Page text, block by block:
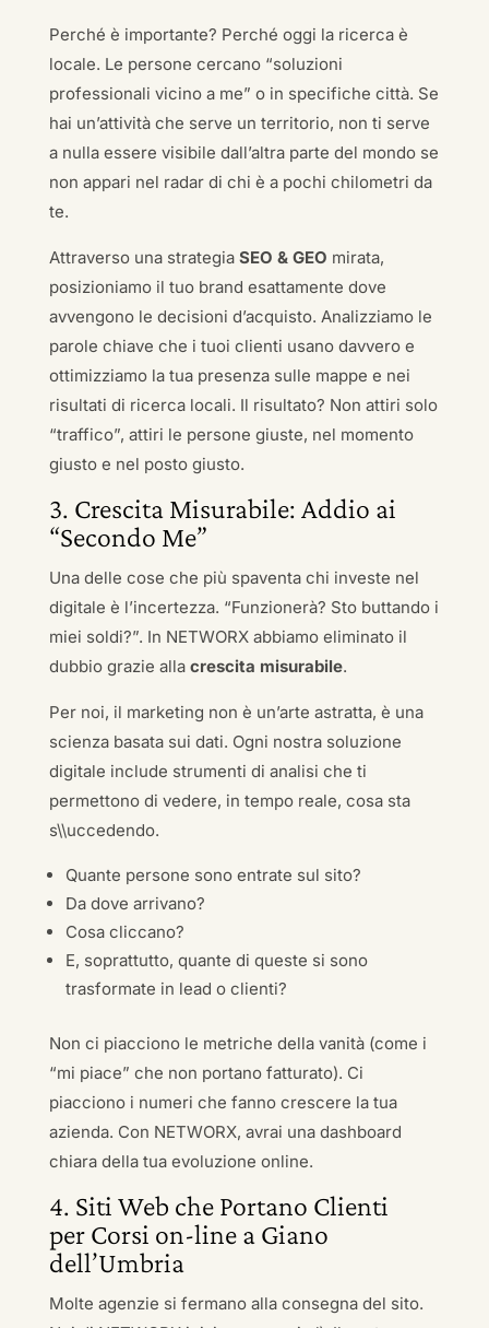
Perché è importante? Perché oggi la ricerca è
locale. Le persone cercano “soluzioni
professionali vicino a me” o in specifiche città. Se
hai un’attività che serve un territorio, non ti serve
a nulla essere visibile dall’altra parte del mondo se
non appari nel radar di chi è a pochi chilometri da
te.
Attraverso una strategia SEO & GEO mirata,
posizioniamo il tuo brand esattamente dove
avvengono le decisioni d’acquisto. Analizziamo le
parole chiave che i tuoi clienti usano davvero e
ottimizziamo la tua presenza sulle mappe e nei
risultati di ricerca locali. Il risultato? Non attiri solo
“traffico”, attiri le persone giuste, nel momento
giusto e nel posto giusto.
3. Crescita Misurabile: Addio ai
“Secondo Me”
Una delle cose che più spaventa chi investe nel
digitale è l’incertezza. “Funzionerà? Sto buttando i
miei soldi?”. In NETWORX abbiamo eliminato il
dubbio grazie alla crescita misurabile.
Per noi, il marketing non è un’arte astratta, è una
scienza basata sui dati. Ogni nostra soluzione
digitale include strumenti di analisi che ti
permettono di vedere, in tempo reale, cosa sta
s\\uccedendo.
Quante persone sono entrate sul sito?
Da dove arrivano?
Cosa cliccano?
E, soprattutto, quante di queste si sono
trasformate in lead o clienti?
Non ci piacciono le metriche della vanità (come i
“mi piace” che non portano fatturato). Ci
piacciono i numeri che fanno crescere la tua
azienda. Con NETWORX, avrai una dashboard
chiara della tua evoluzione online.
4. Siti Web che Portano Clienti
per Corsi on-line a Giano
dell’Umbria
Molte agenzie si fermano alla consegna del sito.